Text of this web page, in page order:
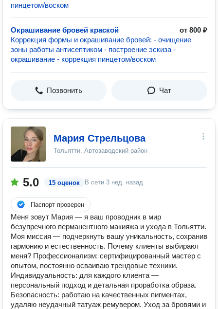
пинцетом/воском
Окрашивание бровей краской
от 800 ₽
Коррекция формы и окрашивание бровей: - очищение
зоны работы антисептиком - построение эскиза -
окрашивание - коррекция пинцетом/воском
Позвонить Чат
Мария Стрельцова
Тольятти, Автозаводский район
5.0 15 оценок В сети 3 нед. назад
Паспорт проверен
Меня зовут Мария — я ваш проводник в мир
безупречного перманентного макияжа и ухода в Тольятти.
Моя миссия — подчеркнуть вашу уникальность, сохранив
гармонию и естественность. Почему клиенты выбирают
меня? Профессионализм: сертифицированный мастер с
опытом, постоянно осваиваю трендовые техники.
Индивидуальность: для каждого клиента —
персональный подход и детальная проработка образа.
Безопасность: работаю на качественных пигментах,
удаляю неудачный татуаж ремувером. Уход за бровями и